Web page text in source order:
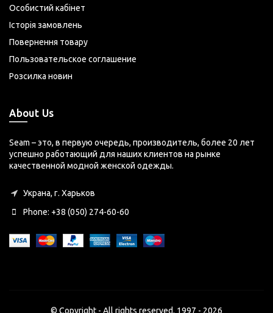
Особистий кабінет
Історія замовлень
Повернення товару
Пользовательское соглашение
Розсилка новин
About Us
Seam – это, в первую очередь, производитель, более 20 лет
успешно работающий для наших клиентов на рынке
качественной модной женской одежды.
Украна, г. Харьков
Phone: +38 (050) 274-60-60
© Copyright - All rights reserved. 1997 - 2026